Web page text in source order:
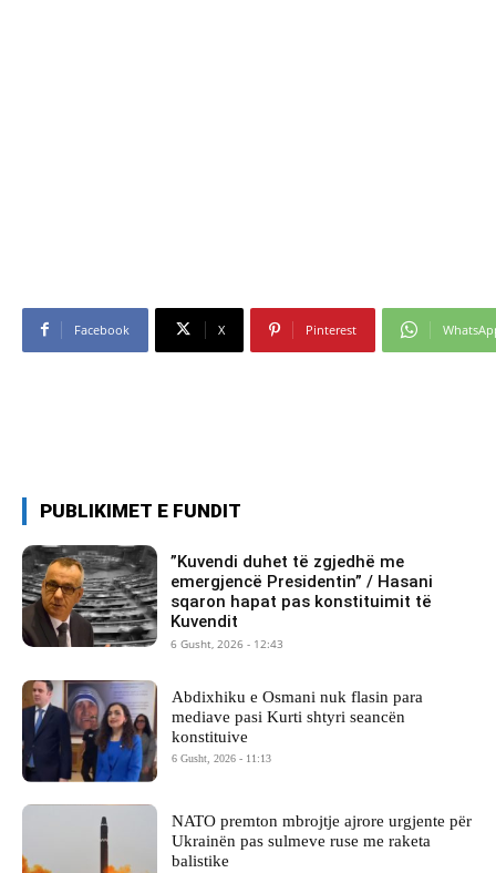
Facebook X Pinterest
PUBLIKIMET E FUNDIT
​”Kuvendi duhet të zgjedhë me
emergjencë Presidentin” / Hasani
sqaron hapat pas konstituimit të
Kuvendit
6 Gusht, 2026 - 12:43
Abdixhiku e Osmani nuk flasin para
mediave pasi Kurti shtyri seancën
konstituive
6 Gusht, 2026 - 11:13
NATO premton mbrojtje ajrore urgjente për
Ukrainën pas sulmeve ruse me raketa
balistike